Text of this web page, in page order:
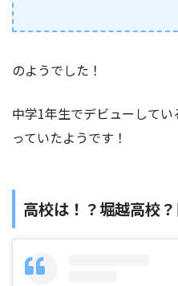
のようでした！
中学1年生でデビューして
っていたようです！
高校は！？堀越高校